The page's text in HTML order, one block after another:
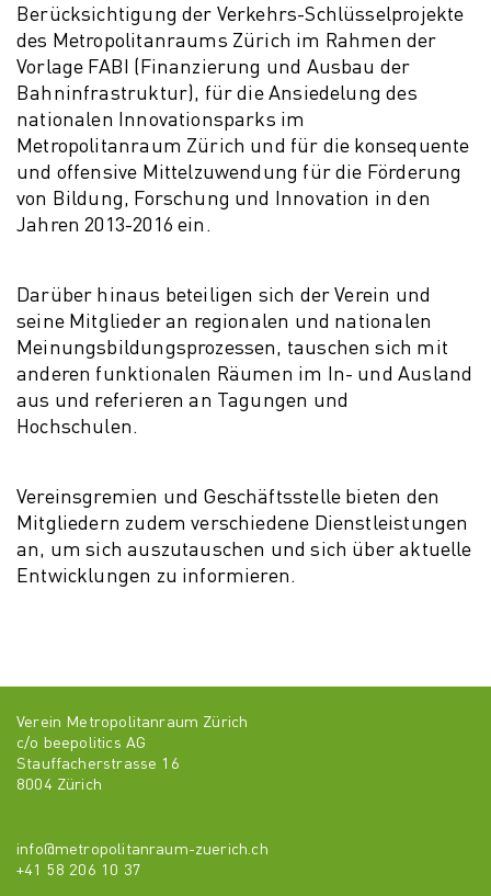
Berücksichtigung der Verkehrs-Schlüsselprojekte
des Metropolitanraums Zürich im Rahmen der
Vorlage FABI (Finanzierung und Ausbau der
Bahninfrastruktur), für die Ansiedelung des
nationalen Innovationsparks im
Metropolitanraum Zürich und für die konsequente
und offensive Mittelzuwendung für die Förderung
von Bildung, Forschung und Innovation in den
Jahren 2013-2016 ein.
Darüber hinaus beteiligen sich der Verein und
seine Mitglieder an regionalen und nationalen
Meinungsbildungsprozessen, tauschen sich mit
anderen funktionalen Räumen im In- und Ausland
aus und referieren an Tagungen und
Hochschulen.
Vereinsgremien und Geschäftsstelle bieten den
Mitgliedern zudem verschiedene Dienstleistungen
an, um sich auszutauschen und sich über aktuelle
Entwicklungen zu informieren.
Verein Metropolitanraum Zürich
c/o beepolitics AG
Stauffacherstrasse 16
8004 Zürich
info@metropolitanraum-zuerich.ch
+41 58 206 10 37